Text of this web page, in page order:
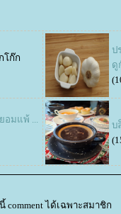
โก๊ก
ป
ดู
มแพ้ ...
บ
comment ได้เฉพาะสมาชิก